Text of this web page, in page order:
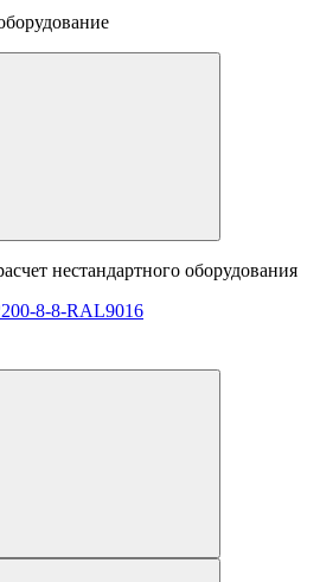
нестандартного оборудования
8-8-RAL9016